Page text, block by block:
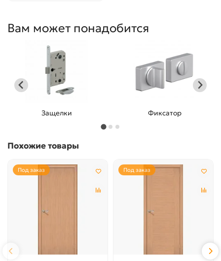
Вам может понадобится
Защелки Фиксатор
Похожие товары
Под заказ Под заказ